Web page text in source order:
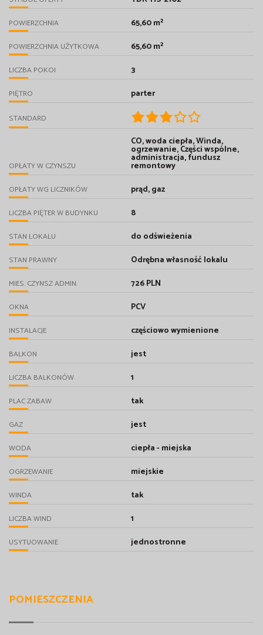
POWIERZCHNIA 65,60 m²
POWIERZCHNIA UŻYTKOWA 65,60 m²
LICZBA POKOI 3
PIĘTRO parter
STANDARD
OPŁATY W CZYNSZU
CO, woda ciepła, Winda,
ogrzewanie, Części wspólne,
administracja, fundusz
remontowy
OPŁATY WG LICZNIKÓW prąd, gaz
LICZBA PIĘTER W BUDYNKU 8
STAN LOKALU do odświeżenia
STAN PRAWNY Odrębna własność lokalu
MIES. CZYNSZ ADMIN. 726 PLN
OKNA PCV
INSTALACJE częściowo wymienione
BALKON jest
LICZBA BALKONÓW 1
PLAC ZABAW tak
GAZ jest
WODA ciepła - miejska
OGRZEWANIE miejskie
WINDA tak
LICZBA WIND 1
USYTUOWANIE jednostronne
POMIESZCZENIA